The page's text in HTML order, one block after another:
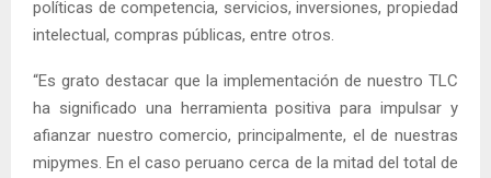
políticas de competencia, servicios, inversiones, propiedad
intelectual, compras públicas, entre otros.
“Es grato destacar que la implementación de nuestro TLC
ha significado una herramienta positiva para impulsar y
afianzar nuestro comercio, principalmente, el de nuestras
mipymes. En el caso peruano cerca de la mitad del total de